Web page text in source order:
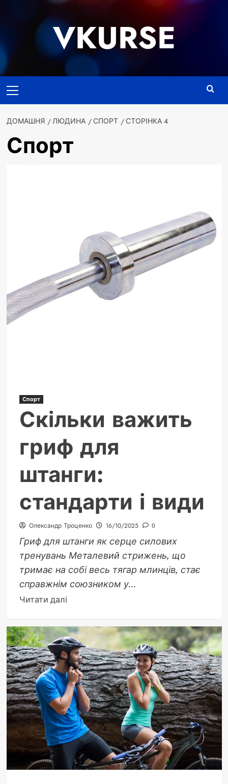
VKURSE
меню
ДОМАШНЯ ЛЮДИНА СПОРТ СТОРІНКА 4
Спорт
Спорт
Скільки важить
гриф для
штанги:
стандарти і види
Олександр Троценко 16/10/2025 0
Гриф для штанги як серце силових
тренувань Металевий стрижень, що
тримає на собі весь тягар млинців, стає
справжнім союзником у...
Читати даліДокладніше
Скільки
важить
гриф
для
штанги:
стандарти
і
види